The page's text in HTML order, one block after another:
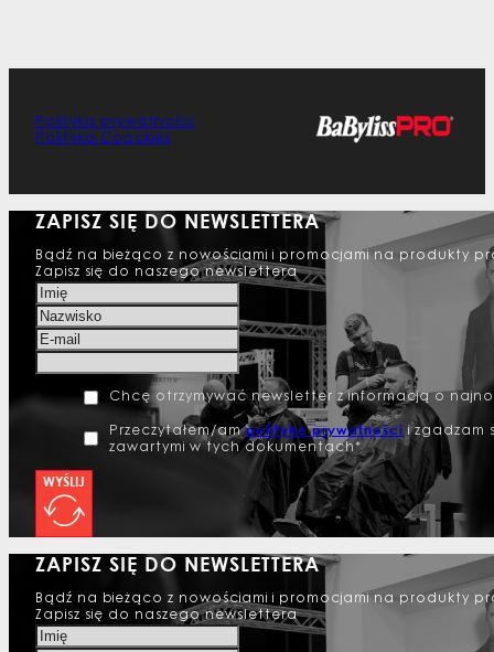
Polityka prywatności
Polityka Coockies
ZAPISZ SIĘ DO NEWSLETTERA
Bądź na bieżąco z nowościami i promocjami na produkty
Zapisz się do naszego newslettera
Chcę otrzymywać newsletter z informacją o
Przeczytałem/ampolitykę prywatności i zgadzam
zawartymi w tych dokumentach*
WYŚLIJ
ZAPISZ SIĘ DO NEWSLETTERA
Bądź na bieżąco z nowościami i promocjami na produkty
Zapisz się do naszego newslettera